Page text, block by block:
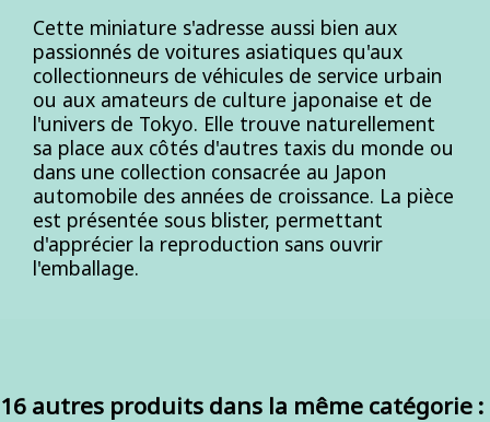
Cette miniature s'adresse aussi bien aux
passionnés de voitures asiatiques qu'aux
collectionneurs de véhicules de service urbain
ou aux amateurs de culture japonaise et de
l'univers de Tokyo. Elle trouve naturellement
sa place aux côtés d'autres taxis du monde ou
dans une collection consacrée au Japon
automobile des années de croissance. La pièce
est présentée sous blister, permettant
d'apprécier la reproduction sans ouvrir
l'emballage.
16 autres produits dans la même catégorie :